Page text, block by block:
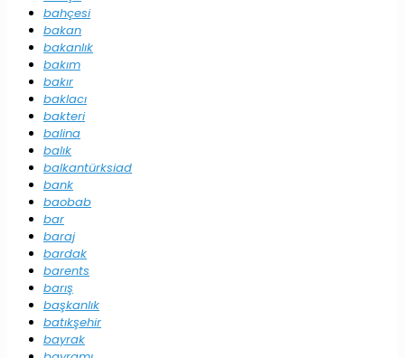
bahçesi
bakan
bakanlık
bakım
bakır
baklacı
bakteri
balina
balık
balkantürksiad
bank
baobab
bar
baraj
bardak
barents
barış
başkanlık
batıkşehir
bayrak